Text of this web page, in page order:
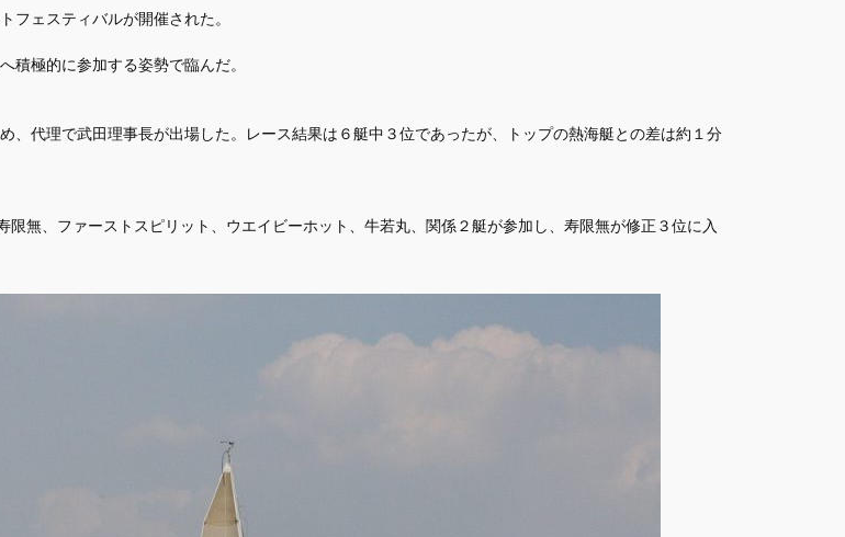
フェスティバルが開催された。
積極的に参加する姿勢で臨んだ。
代理で武田理事長が出場した。レース結果は６艇中３位であったが、トップの熱海艇との差は約１分
無、ファーストスピリット、ウエイビーホット、牛若丸、関係２艇が参加し、寿限無が修正３位に入